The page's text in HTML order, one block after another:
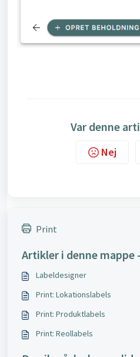
Var denne
Nej
Print
Artikler i denne mappe
Labeldesigner
Print: Lokationslabels
Print: Produktlabels
Print: Reollabels